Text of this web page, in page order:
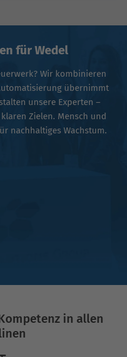
für Wedel
Wir kombinieren
übernimmt
unsere Experten –
Zielen. Mensch und
nachhaltiges Wachstum.
in allen